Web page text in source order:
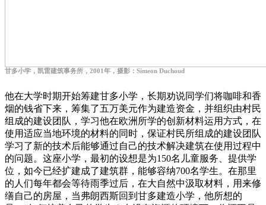
甘多小学，凯雷建筑事务所，2001年，摄影：Simeon Duchoud
他在大学时期开始筹建甘多小学，长期劝说同学们将咖啡和香
烟的钱省下来，筹集了五万美元作为建造资金，并组织由村民
组成的建设团队，学习他在欧洲所学的创新材料运用方式，在
使用适应当地环境的材料的同时，保证村民所组成的建设团队
学习了新的技术后能够通过自己的技术解决建筑在使用过程中
的问题。这座小学，最初的设想是为150名儿童服务、提供学
位，如今已经扩建成了建筑群，能够容纳700名学生。在那里
的人们每年都会等待雨季过后，在大自然中汲取材料，用来修
缮自己的房屋，当弗朗西斯回到甘多建造小学，他所想的